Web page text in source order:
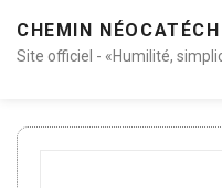
CHEMIN
Site officiel - «Humilité,